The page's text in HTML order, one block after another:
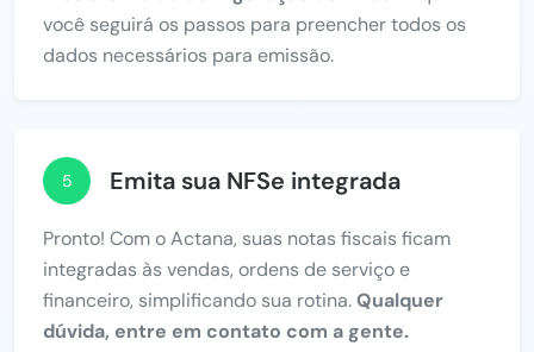
você seguirá os passos para preencher todos os
dados necessários para emissão.
5 Emita sua NFSe integrada
Pronto! Com o Actana, suas notas fiscais ficam
integradas às vendas, ordens de serviço e
financeiro, simplificando sua rotina.Qualquer
dúvida, entre em contato com a gente.